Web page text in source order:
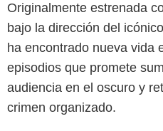
Originalmente estrenada
bajo la dirección del
ha encontrado nueva vida
episodios que promete
audiencia en el oscuro y
crimen organizado.